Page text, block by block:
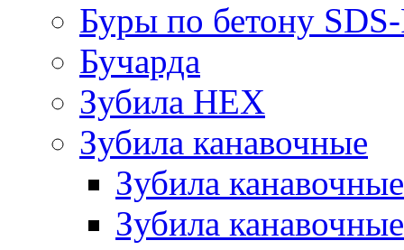
Буры по бетону
Бучарда
Зубила HEX
Зубила канавочные
Зубила
Зубила